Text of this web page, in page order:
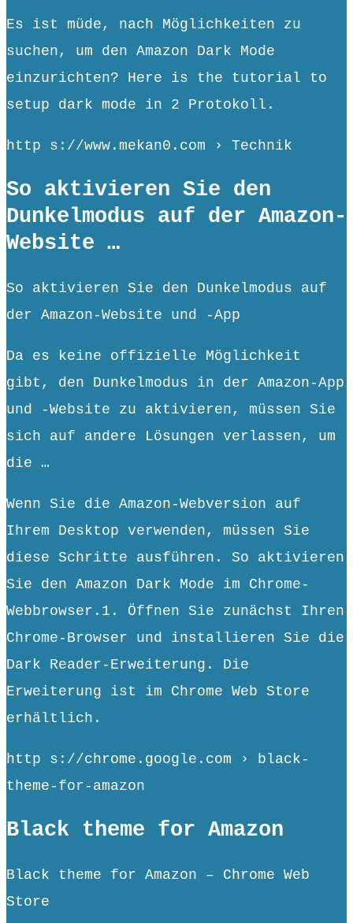
Es ist müde, nach Möglichkeiten zu
suchen, um den Amazon Dark Mode
einzurichten? Here is the tutorial to
setup dark mode in 2 Protokoll.
http s://www.mekan0.com › Technik
So aktivieren Sie den
Dunkelmodus auf der Amazon-
Website …
So aktivieren Sie den Dunkelmodus auf
der Amazon-Website und -App
Da es keine offizielle Möglichkeit
gibt, den Dunkelmodus in der Amazon-App
und -Website zu aktivieren, müssen Sie
sich auf andere Lösungen verlassen, um
die …
Wenn Sie die Amazon-Webversion auf
Ihrem Desktop verwenden, müssen Sie
diese Schritte ausführen. So aktivieren
Sie den Amazon Dark Mode im Chrome-
Webbrowser.1. Öffnen Sie zunächst Ihren
Chrome-Browser und installieren Sie die
Dark Reader-Erweiterung. Die
Erweiterung ist im Chrome Web Store
erhältlich.
http s://chrome.google.com › black-
theme-for-amazon
Black theme for Amazon
Black theme for Amazon – Chrome Web
Store